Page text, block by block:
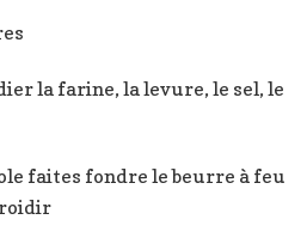
la farine, la levure, le sel, le
faites fondre le beurre à feu